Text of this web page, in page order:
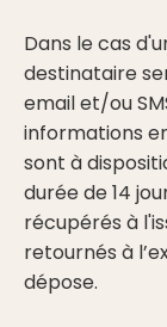
Dans le cas
destinataire
email et/ou
informations
sont à
durée de 14
récupérés à
retournés à
dépose.